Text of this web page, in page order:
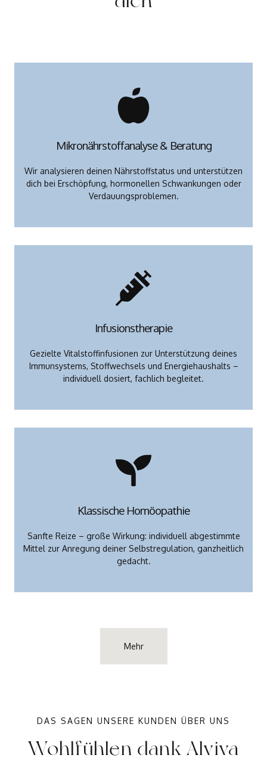
Mikronährstoffanalyse & Beratung
Wir analysieren deinen Nährstoffstatus und unterstützen
dich bei Erschöpfung, hormonellen Schwankungen oder
Verdauungsproblemen.
Infusionstherapie
Gezielte Vitalstoffinfusionen zur Unterstützung deines
Immunsystems, Stoffwechsels und Energiehaushalts –
individuell dosiert, fachlich begleitet.
Klassische Homöopathie
Sanfte Reize – große Wirkung: individuell abgestimmte
Mittel zur Anregung deiner Selbstregulation, ganzheitlich
gedacht.
Mehr
DAS SAGEN UNSERE KUNDEN ÜBER UNS
Wohlfühlen dank Alviva